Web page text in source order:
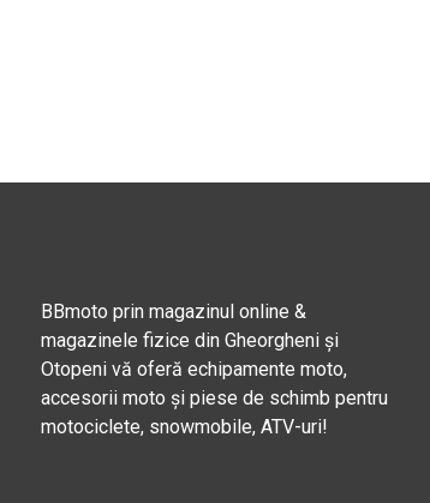
BBmoto prin magazinul online &
magazinele fizice din Gheorgheni și
Otopeni vă oferă echipamente moto,
accesorii moto și piese de schimb pentru
motociclete, snowmobile, ATV-uri!